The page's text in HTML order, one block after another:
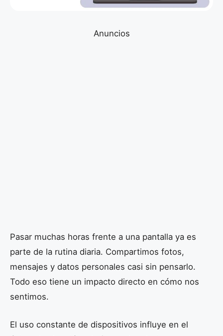
Anuncios
Pasar muchas horas frente a una pantalla ya es
parte de la rutina diaria. Compartimos fotos,
mensajes y datos personales casi sin pensarlo.
Todo eso tiene un impacto directo en cómo nos
sentimos.
El uso constante de dispositivos influye en el